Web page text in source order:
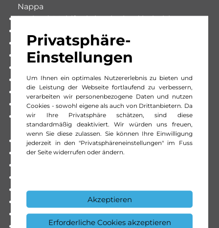
Privatsphäre-
Einstellungen
Um Ihnen ein optimales Nutzererlebnis zu bieten und
die Leistung der Webseite fortlaufend zu verbessern,
verarbeiten wir personenbezogene Daten und nutzen
Cookies - sowohl eigene als auch von Drittanbietern. Da
wir Ihre Privatsphäre schätzen, sind diese
standardmäßig deaktiviert. Wir würden uns freuen,
wenn Sie diese zulassen. Sie können Ihre Einwilligung
jederzeit in den "Privatsphäreneinstellungen" im Fuss
der Seite widerrufen oder ändern.
Akzeptieren
Erforderliche Cookies akzeptieren
Nappa
Lenkrad: Multifunktionslenkrad beheizbar
MAGIC VISION CONTROL, beheizt
Media: Burmester Surround Soundsystem
Media: Digitales Radio (DAB)
Media: Erweiterte Features MBUX
Media: Festplatten-Navigation
Media: Head-Up Display
Media: Kabelloses Ladesystem für mobile
Endgeräte
Media: Kommunikationsmodul (LTE)
Media: MBUX Augmented Reality für Navigation
Media: Zusätzliche USB-Schnittstelle
Paket: Fahrassistenz-Paket plus
Paket: KEYLESS-GO Komfort-Paket